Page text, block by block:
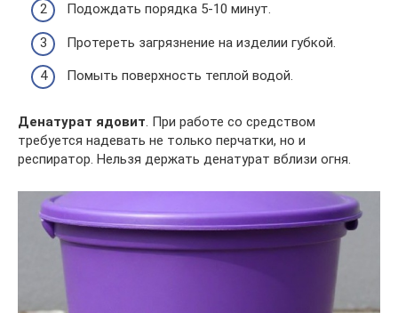
Подождать порядка 5-10 минут.
Протереть загрязнение на изделии губкой.
Помыть поверхность теплой водой.
Денатурат ядовит. При работе со средством
требуется надевать не только перчатки, но и
респиратор. Нельзя держать денатурат вблизи огня.